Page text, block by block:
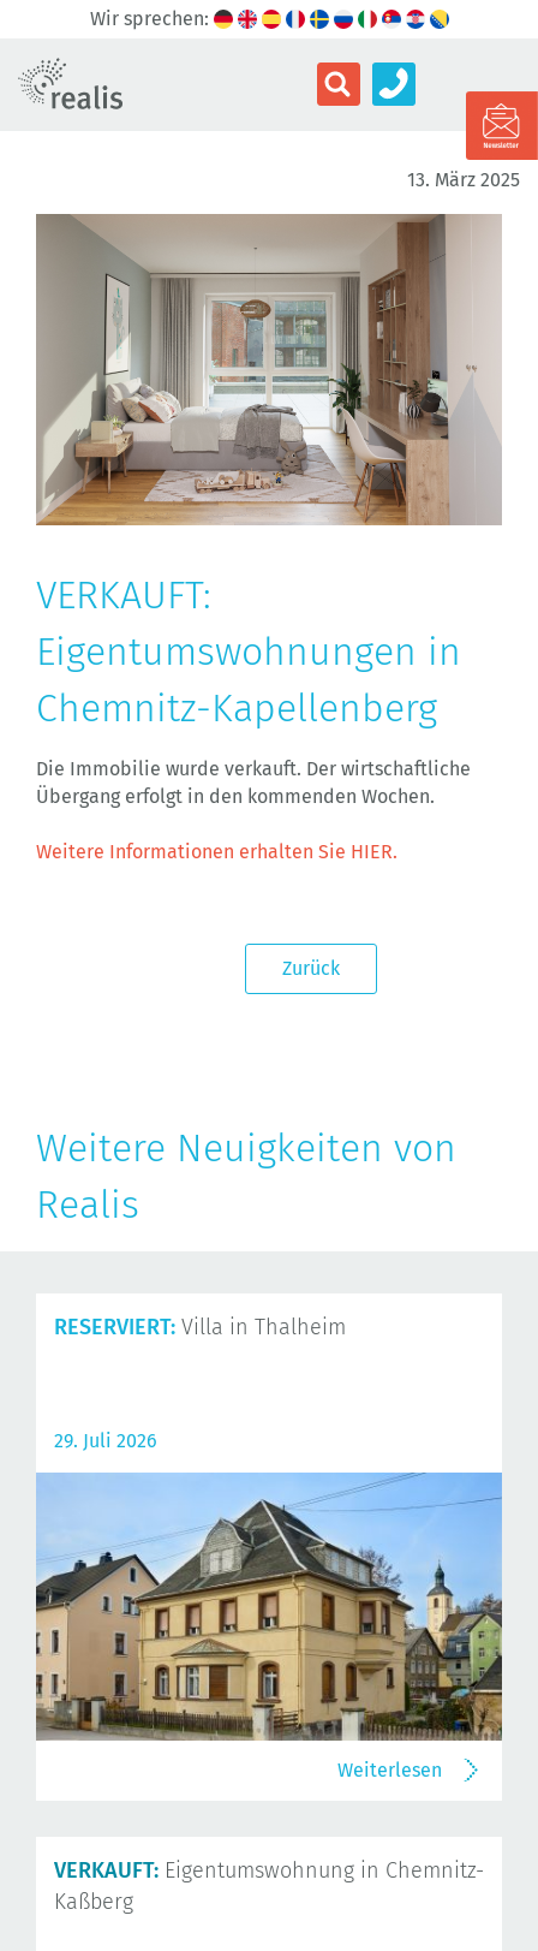
Wir sprechen:
13. März 2025
VERKAUFT:
Eigentumswohnungen in
Chemnitz-Kapellenberg
Die Immobilie wurde verkauft. Der wirtschaftliche
Übergang erfolgt in den kommenden Wochen.
Weitere Informationen erhalten Sie HIER.
Zurück
Weitere Neuigkeiten von
Realis
RESERVIERT: Villa in Thalheim
29. Juli 2026
Weiterlesen
VERKAUFT: Eigentumswohnung in Chemnitz-
Kaßberg